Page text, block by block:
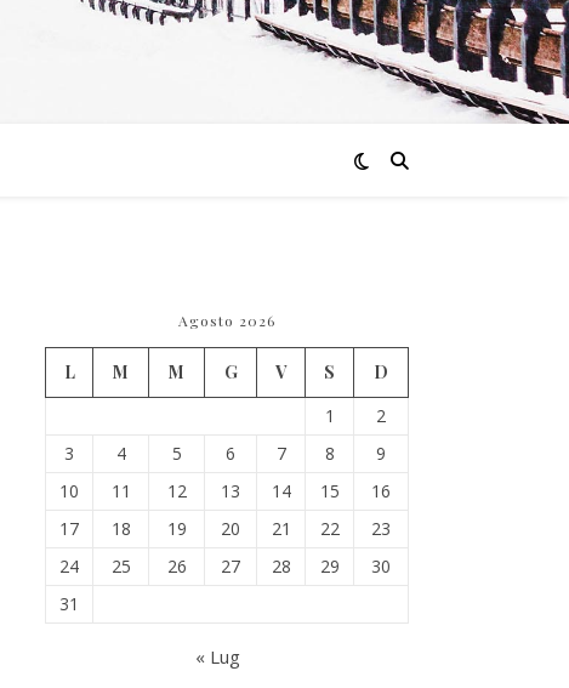
Agosto 2026
L M M G V S
D
1
2
3
4 5 6 7 8
9
10
11 12 13 14 15
16
17
18 19 20 21 22
23
24
25 26 27 28 29
30
31
« Lug